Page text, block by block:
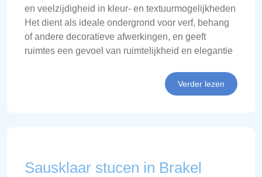
en veelzijdigheid in kleur- en textuurmogelijkheden
Het dient als ideale ondergrond voor verf, behang
of andere decoratieve afwerkingen, en geeft
ruimtes een gevoel van ruimtelijkheid en elegantie
Verder lezen
Sausklaar stucen in Brakel